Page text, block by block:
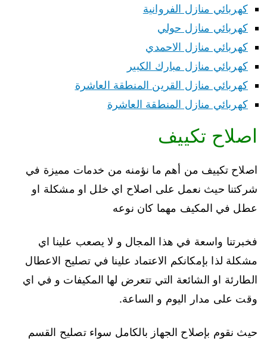
كهربائي منازل الفروانية
كهربائي منازل حولي
كهربائي منازل الاحمدي
كهربائي منازل مبارك الكبير
كهربائي منازل القرين المنطقة العاشرة
كهربائي منازل المنطقة العاشرة
اصلاح تكييف
اصلاح تكييف من أهم ما نؤمنه من خدمات مميزة في
شركتنا حيث نعمل على اصلاح اي خلل او مشكلة او
عطل في المكيف مهما كان نوعه
فخبرتنا واسعة في هذا المجال و لا يصعب علينا اي
مشكلة لذا بإمكانكم الاعتماد علينا في تصليح الاعطال
الطارئة او الشائعة التي تتعرض لها المكيفات و في اي
وقت على مدار اليوم و الساعة.
حيث نقوم بإصلاح الجهاز بالكامل سواء تصليح القسم